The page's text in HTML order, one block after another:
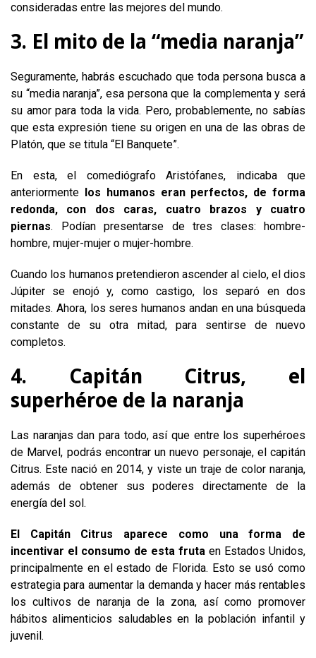
consideradas entre las mejores del mundo.
3. El mito de la “media naranja”
Seguramente, habrás escuchado que toda persona busca a
su “media naranja”, esa persona que la complementa y será
su amor para toda la vida. Pero, probablemente, no sabías
que esta expresión tiene su origen en una de las obras de
Platón, que se titula “El Banquete”.
En esta, el comediógrafo Aristófanes, indicaba que
anteriormente los humanos eran perfectos, de forma
redonda, con dos caras, cuatro brazos y cuatro
piernas. Podían presentarse de tres clases: hombre-
hombre, mujer-mujer o mujer-hombre.
Cuando los humanos pretendieron ascender al cielo, el dios
Júpiter se enojó y, como castigo, los separó en dos
mitades. Ahora, los seres humanos andan en una búsqueda
constante de su otra mitad, para sentirse de nuevo
completos.
4. Capitán Citrus, el
superhéroe de la naranja
Las naranjas dan para todo, así que entre los superhéroes
de Marvel, podrás encontrar un nuevo personaje, el capitán
Citrus. Este nació en 2014, y viste un traje de color naranja,
además de obtener sus poderes directamente de la
energía del sol.
El Capitán Citrus aparece como una forma de
incentivar el consumo de esta fruta en Estados Unidos,
principalmente en el estado de Florida. Esto se usó como
estrategia para aumentar la demanda y hacer más rentables
los cultivos de naranja de la zona, así como promover
hábitos alimenticios saludables en la población infantil y
juvenil.